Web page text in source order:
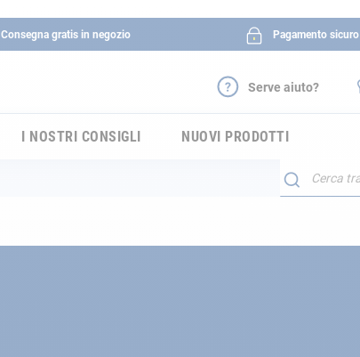
Consegna gratis in negozio Pagamento sicuro
Serve aiuto?
I NOSTRI CONSIGLI NUOVI PRODOTTI
Search